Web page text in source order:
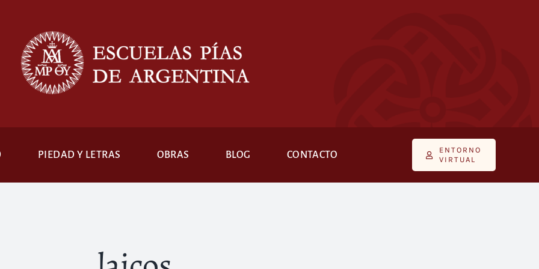
PIEDAD Y LETRAS OBRAS BLOG CONTACTO
ENTORNO
VIRTUAL